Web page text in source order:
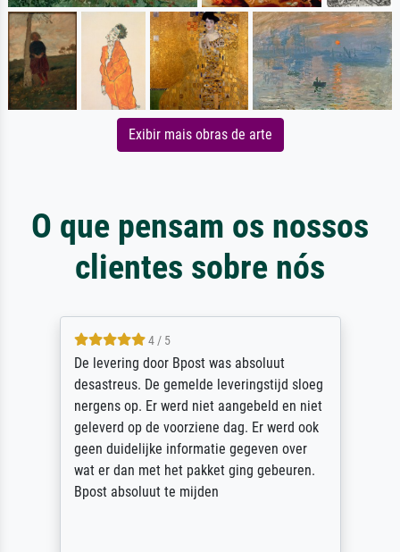
Exibir mais obras de arte
O que pensam os nossos
clientes sobre nós
5 / 5
Sehr gute Qualität des Leinwanddrucks und
des Rahmens! Unser Bild wurde sehr
sorgfältig und sicher verpackt, so dass es
unbeschadet bei uns ankam. Es wird nicht
unser letzter Meisterdruck sein. Vielen
Dank!